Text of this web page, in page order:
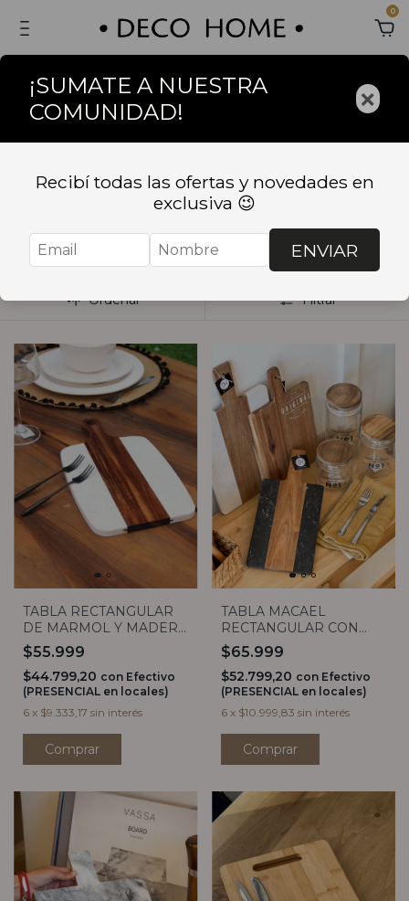
0
Inicio . BAZAR . COCINA . Tablas de cocina y Sets de
Tablas de cocina y
Sets de sushi
Ordenar Filtrar
TABLA RECTANGULAR
DE MARMOL Y MADERA
CON MANGO
$55.999
$44.799,20 con Efectivo
(PRESENCIAL en locales)
6 x $9.333,17 sin interés
TABLA MACAEL
RECTANGULAR CON
MANGO MARMOL
NEGRO Y MADERA
$65.999
$52.799,20 con Efectivo
(PRESENCIAL en locales)
6 x $10.999,83 sin interés
¡SUMATE A NUESTRA
COMUNIDAD!
×
Recibí todas las ofertas y novedades en
exclusiva 😉
ENVIAR